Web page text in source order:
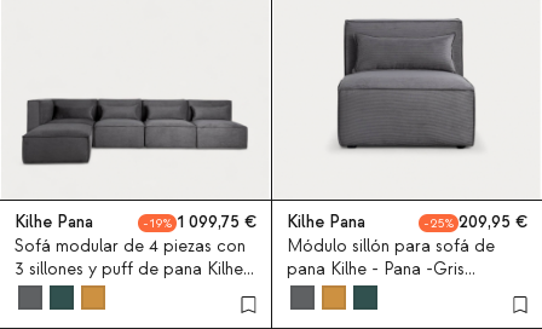
Kilhe Pana 19
1 099,75
Sofá modular de 4 piezas con
3 sillones y puff de pana Kilhe -
Kilhe Pana 25
209,95
Módulo sillón para sofá de
pana Kilhe - Pana -Gris